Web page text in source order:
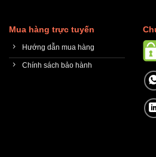
Mua hàng trực tuyến
Hướng dẫn mua hàng
Chính sách bảo hành